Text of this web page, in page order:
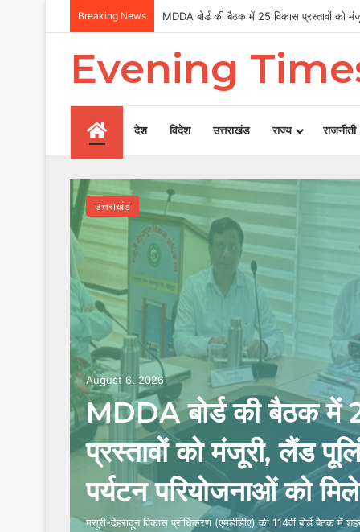
Breaking News Uttarakhand Tilu Rauteli Award 2026: 13
Evening
Homeदेश विदेश उत्तराखंड राज्य राजनीती
उत्तराखंड
August 6, 2026
MDDA बोर्ड की बैठक में
प्रस्तावों को मंजूरी, लैंड
पर्यटन परियोजनाओं को
मसूरी-देहरादून विकास प्राधिकरण (एमडीडीए) की 114वीं बोर्ड बैठक